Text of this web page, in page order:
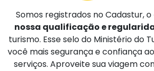
Somos registrados no Cadastur, o
nossa qualificação e
turismo. Esse selo do Ministério do
você mais segurança e confiança
serviços. Aproveite sua viagem